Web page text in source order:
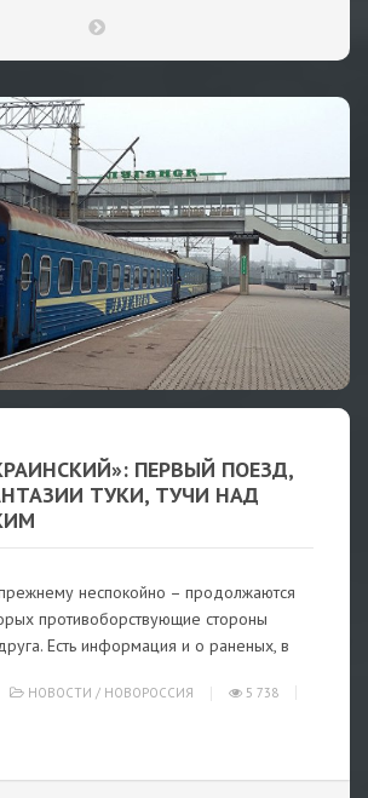
ПЕРВЫЙ ПОЕЗД,
ТУКИ, ТУЧИ НАД
неспокойно – продолжаются
противоборствующие стороны
Есть информация и о раненых, в
НОВОСТИ / НОВОРОССИЯ
5 738